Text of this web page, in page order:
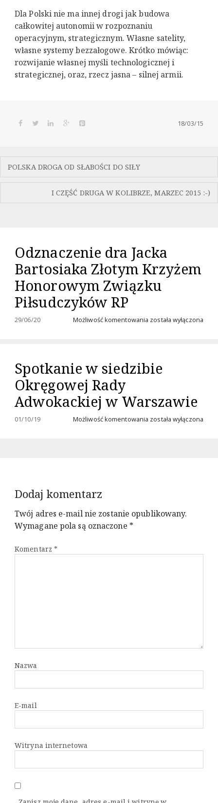
Dla Polski nie ma innej drogi jak budowa
całkowitej autonomii w rozpoznaniu
operacyjnym, strategicznym. Własne satelity,
własne systemy bezzałogowe. Krótko mówiąc:
rozwijanie własnej myśli technologicznej i
strategicznej, oraz, rzecz jasna – silnej armii.
18/03/15
Nawigacja
wpisu
POLSKA DROGA OD SŁABOŚCI DO SIŁY
I CZĘŚĆ DRUGA W KOLIBRZE, MARZEC 2015 :-)
Odznaczenie dra Jacka
Bartosiaka Złotym Krzyżem
Honorowym Związku
Piłsudczyków RP
29/06/20 Możliwość komentowania Odznaczenie
Krzyżem
Honorowym
RP
została wyłączona
Spotkanie w siedzibie
Okręgowej Rady
Adwokackiej w Warszawie
01/10/19 Możliwość komentowania Spotkanie
została wyłączona
Dodaj komentarz
Twój adres e-mail nie zostanie opublikowany.
Wymagane pola są oznaczone *
Komentarz *
Nazwa
E-mail
Witryna internetowa